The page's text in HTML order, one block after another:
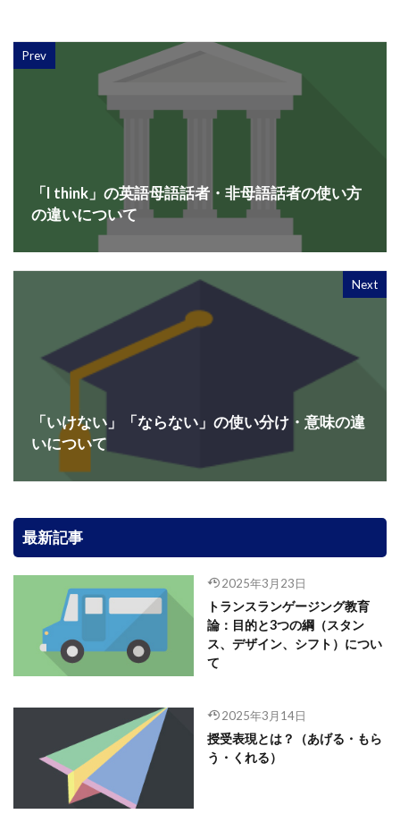
Prev
「I think」の英語母語話者・非母語話者の使い方
の違いについて
Next
「いけない」「ならない」の使い分け・意味の違
いについて
最新記事
2025年3月23日
トランスランゲージング教育
論：目的と3つの綱（スタン
ス、デザイン、シフト）につい
て
2025年3月14日
授受表現とは？（あげる・もら
う・くれる）